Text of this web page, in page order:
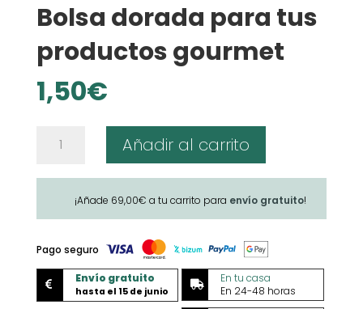
Bolsa dorada para tus
productos gourmet
1,50€
dorada
productos
cantidad
Añadir al carrito
¡Añade 69,00€ a tu carrito para envío gratuito!
Pago seguro
 Envío gratuito
hasta el 15 de junio

En tu casa
En 24-48 horas